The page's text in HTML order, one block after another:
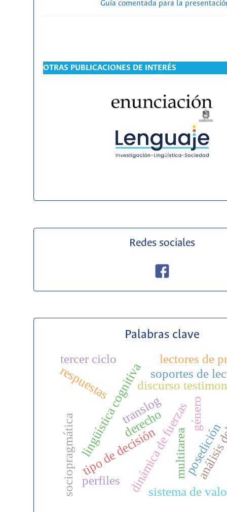
Guía comentada para la
OTRAS PUBLICACIONES DE INTERÉS
Redes sociales
Palabras clave
dinámica de fuerzas
discurso
lingüística cognitiva posedición
translog
tipo de decisión
sistema de
sociopragmática derecho género
respuestas
multitarea
perfiles
soportes de
tercer ciclo lectores de